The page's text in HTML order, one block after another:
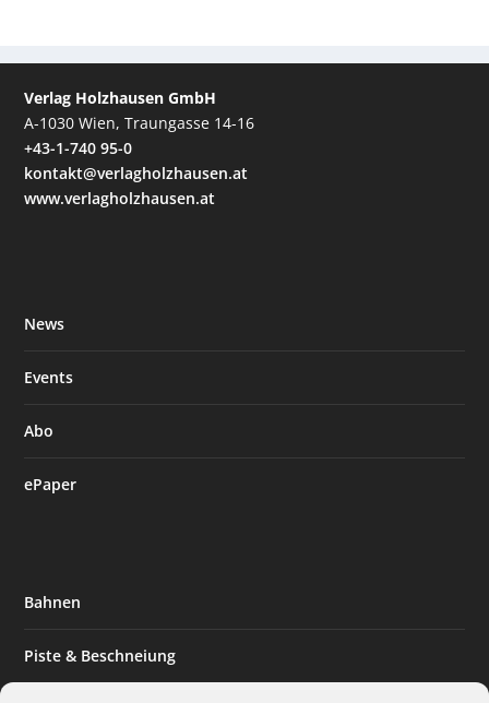
Verlag Holzhausen GmbH
A-1030 Wien, Traungasse 14-16
+43-1-740 95-0
kontakt@verlagholzhausen.at
www.verlagholzhausen.at
News
Events
Abo
ePaper
Bahnen
Piste & Beschneiung